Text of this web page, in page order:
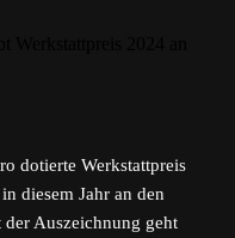
dotierte Werkstattpreis
diesem Jahr an den
Auszeichnung geht